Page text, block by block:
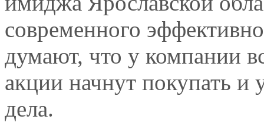
современного
думают, что у компании
акции начнут покупать и
дела.